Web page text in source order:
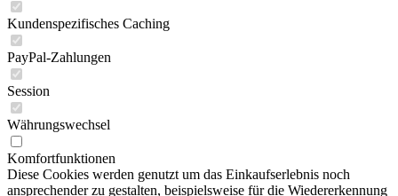
Kundenspezifisches Caching
PayPal-Zahlungen
Session
Währungswechsel
Komfortfunktionen
Diese Cookies werden genutzt um das Einkaufserlebnis noch
ansprechender zu gestalten, beispielsweise für die Wiedererkennung